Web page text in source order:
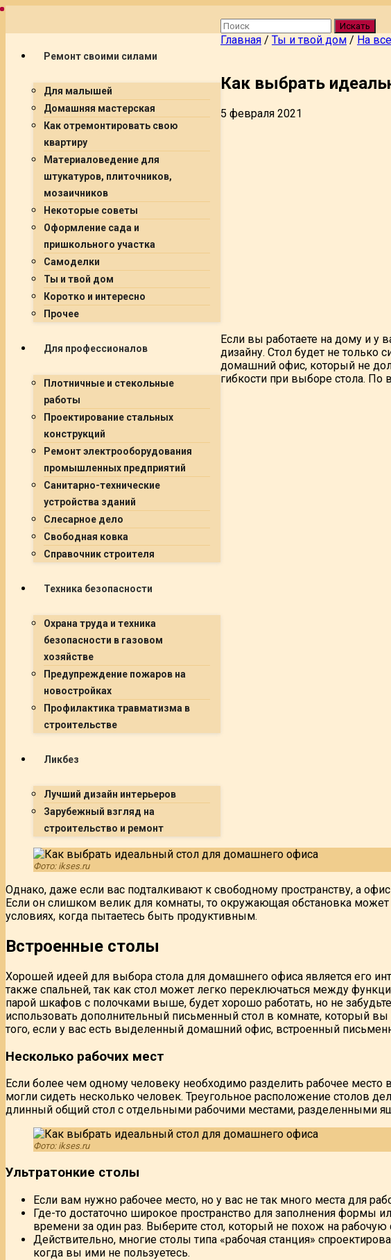
Ремонт своими силами
Для малышей
Домашняя мастерская
Как отремонтировать свою
квартиру
Материаловедение для
штукатуров, плиточников,
мозаичников
Некоторые советы
Оформление сада и
пришкольного участка
Самоделки
Ты и твой дом
Коротко и интересно
Прочее
Для профессионалов
Плотничные и стекольные
работы
Проектирование стальных
конструкций
Ремонт электрооборудования
промышленных предприятий
Санитарно-технические
устройства зданий
Слесарное дело
Свободная ковка
Справочник строителя
Техника безопасности
Охрана труда и техника
безопасности в газовом
хозяйстве
Предупреждение пожаров на
новостройках
Профилактика травматизма в
строительстве
Ликбез
Лучший дизайн интерьеров
Зарубежный взгляд на
строительство и ремонт
Искать
Главная / Ты и твой дом / На
Как выбрать
5 февраля 2021
Если вы работаете на дому и у
дизайну. Стол будет не только
домашний офис, который не
гибкости при выборе стола. По
Фото: ikses.ru
Однако, даже если вас подталкивают к свободному пространству, а
Если он слишком велик для комнаты, то окружающая обстановка
условиях, когда пытаетесь быть продуктивным.
Встроенные столы
Хорошей идеей для выбора стола для домашнего офиса является его
также спальней, так как стол может легко переключаться между
парой шкафов с полочками выше, будет хорошо работать, но не
использовать дополнительный письменный стол в комнате, который
того, если у вас есть выделенный домашний офис, встроенный
Несколько рабочих мест
Если более чем одному человеку необходимо разделить рабочее
могли сидеть несколько человек. Треугольное расположение столов
длинный общий стол с отдельными рабочими местами, разделенными
Фото: ikses.ru
Ультратонкие столы
Если вам нужно рабочее место, но у вас не так много места для
Где-то достаточно широкое пространство для заполнения формы
времени за один раз. Выберите стол, который не похож на рабочую
Действительно, многие столы типа «рабочая станция»
когда вы ими не пользуетесь.